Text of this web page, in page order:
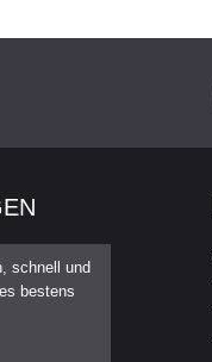
schnell und
bestens